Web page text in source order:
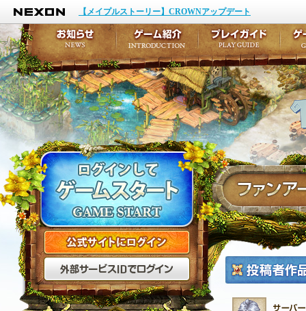
NEXON
【メイプルストーリー】CROWNアップデート
公式サイトにログイン
外部サービスIDでログ
お知らせ
イベント
アップデート
メンテナンス
ゲーム紹介
キャラクター作成
テイルズ初級者講座
ここだけは知ってお